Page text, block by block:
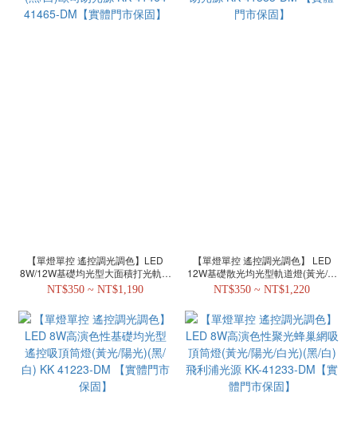
【單燈單控 遙控調光調色】LED
8W/12W基礎均光型大面積打光軌道
燈(黃光/陽光/白光)(黑/白)歐司朗光源
KK 41464 41465-DM【實體門市保
NT$350 ~ NT$1,190
【單燈單控 遙控調光調色】 LED
12W基礎散光均光型軌道燈(黃光/陽
光/白光)(黑/白)歐司朗光源 KK
41383-DM 【實體門市保固】
NT$350 ~ NT$1,220